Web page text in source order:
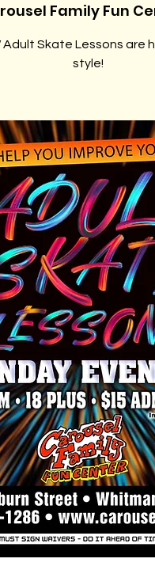
Family Fun
Adult Skate Lessons are
style!